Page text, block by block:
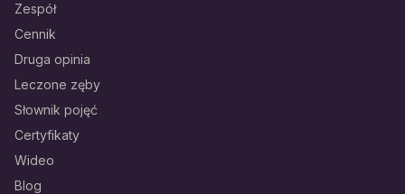
Zespół
Cennik
Druga opinia
Leczone zęby
Słownik pojęć
Certyfikaty
Wideo
Blog